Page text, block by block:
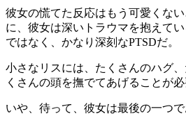
彼女の慌てた反応はもう可愛くな
に、彼女は深いトラウマを抱えて
ではなく、かなり深刻なPTSDだ。
小さなリスには、たくさんのハグ
くさんの頭を撫でてあげることが必
いや、待って、彼女は最後の一つ